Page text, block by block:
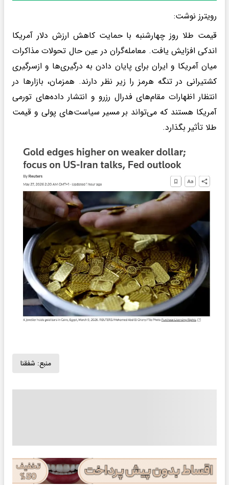
رویترز نوشت:
قیمت طلا روز چهارشنبه با حمایت کاهش ارزش دلار آمریکا
اندکی افزایش یافت. معامله‌گران در عین حال تحولات مذاکرات
میان آمریکا و ایران برای پایان دادن به درگیری‌ها و ازسرگیری
کشتیرانی در تنگه هرمز را زیر نظر دارند. همزمان، بازارها در
انتظار اظهارات مقام‌های فدرال رزرو و انتشار داده‌های تورمی
آمریکا هستند که می‌تواند بر مسیر سیاست‌های پولی و قیمت
طلا تأثیر بگذارد.
منبع: شفقنا